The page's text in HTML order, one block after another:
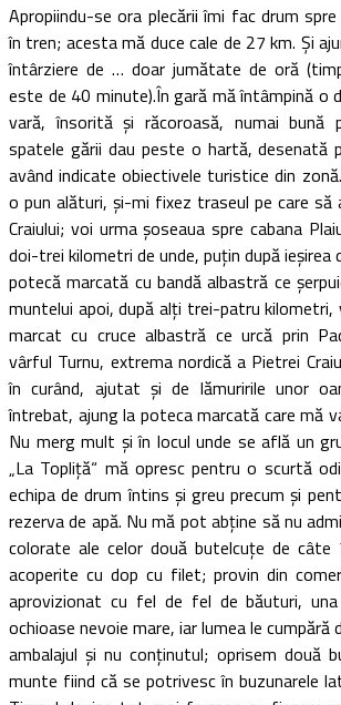
Apropiindu-se ora plecării îmi fac drum
în tren; acesta mă duce cale de 27 km. Şi
întârziere de … doar jumătate de oră
este de 40 minute).În gară mă întâmpină o
vară, însorită şi răcoroasă, numai bună
spatele gării dau peste o hartă, desenată
având indicate obiectivele turistice din
o pun alături, şi-mi fixez traseul pe care
Craiului; voi urma şoseaua spre cabana
doi-trei kilometri de unde, puţin după ieşirea
potecă marcată cu bandă albastră ce
muntelui apoi, după alţi trei-patru kilometri,
marcat cu cruce albastră ce urcă prin
vârful Turnu, extrema nordică a Pietrei
în curând, ajutat şi de lămuririle unor
întrebat, ajung la poteca marcată care mă
Nu merg mult şi în locul unde se află un
„La Topliţă“ mă opresc pentru o scurtă
echipa de drum întins şi greu precum şi
rezerva de apă. Nu mă pot abţine să nu
colorate ale celor două butelcuţe de câte
acoperite cu dop cu filet; provin din
aprovizionat cu fel de fel de băuturi,
ochioase nevoie mare, iar lumea le cumpără
ambalajul şi nu conţinutul; oprisem două
munte fiind că se potrivesc în buzunarele